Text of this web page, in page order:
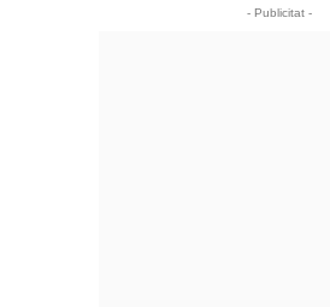
- Publicitat -